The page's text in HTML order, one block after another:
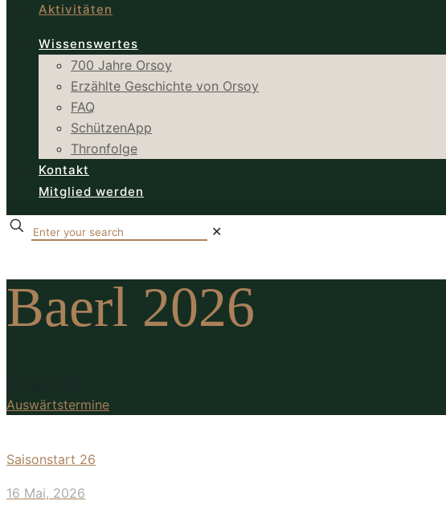
Aktivitäten
Wissenswertes
700 Jahre Orsoy
Erzählte Geschichte von Orsoy
FAQ
SchützenApp
Thronfolge
Kontakt
Mitglied werden
✕
Baerl 2026
Auswärtstermine
Saisonstart 26
16 Mai, 2026